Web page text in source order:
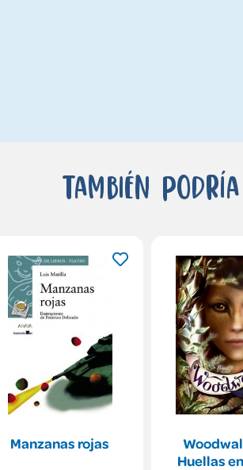
También
Manzanas rojas
Huellas